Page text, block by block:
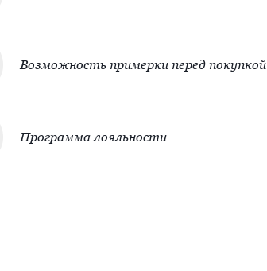
Возможность примерки перед покупкой
Программа лояльности